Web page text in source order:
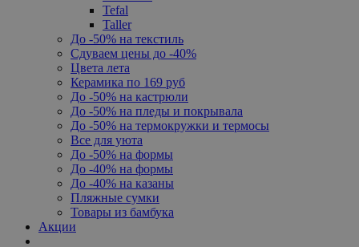
Tefal
Taller
До -50% на текстиль
Сдуваем цены до -40%
Цвета лета
Керамика по 169 руб
До -50% на кастрюли
До -50% на пледы и покрывала
До -50% на термокружки и термосы
Все для уюта
До -50% на формы
До -40% на формы
До -40% на казаны
Пляжные сумки
Товары из бамбука
Акции